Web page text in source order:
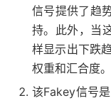
信号提供了趋
持。此外，当
样显示出下跌
权重和汇合度。
该Fakey信号